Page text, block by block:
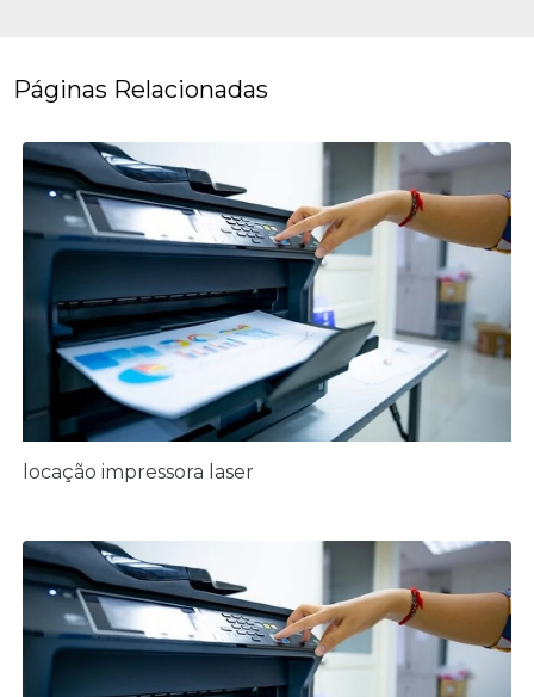
Páginas Relacionadas
locação impressora laser